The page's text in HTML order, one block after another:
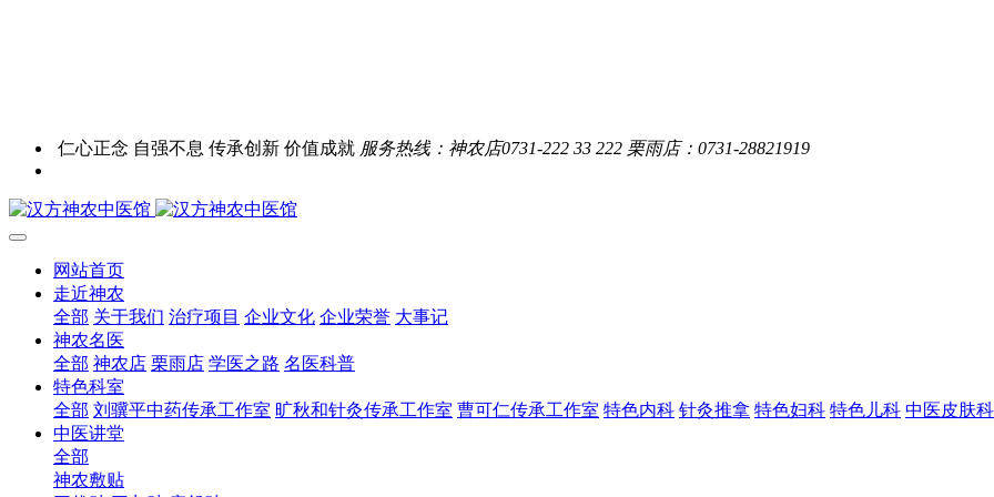
仁心正念 自强不息 传承创新 价值成就 服务热线：神农店0731-222 33 222 栗雨店：0731-28821919
网站首页
走近神农
全部 关于我们 治疗项目 企业文化 企业荣誉 大事记
神农名医
全部 神农店 栗雨店 学医之路 名医科普
特色科室
全部 刘骥平中药传承工作室 旷秋和针灸传承工作室 曹可仁传承工作室 特色内科 针灸推拿 特色妇科 特色儿科 中医皮肤科
中医讲堂
全部
神农敷贴